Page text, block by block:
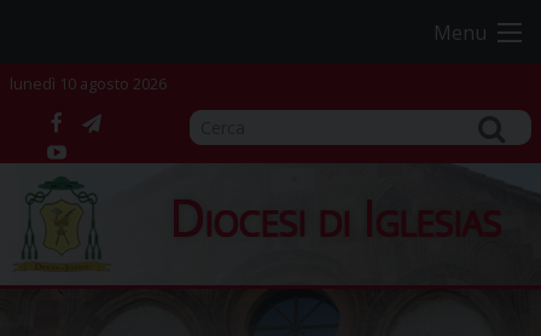
content
Menu
lunedì 10 agosto 2026
facebook
telegram
YouTube
Diocesi di Iglesias